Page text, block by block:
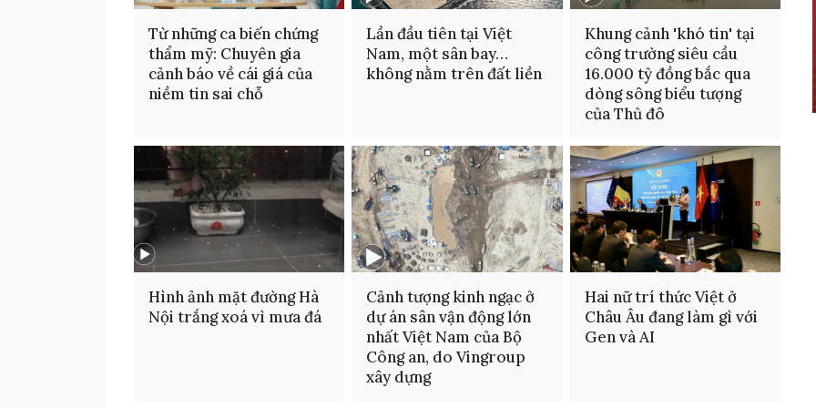
Từ những ca biến chứng
thẩm mỹ: Chuyên gia
cảnh báo về cái giá của
niềm tin sai chỗ
Lần đầu tiên tại Việt
Nam, một sân bay…
không nằm trên đất liền
Khung cảnh 'khó tin' tại
công trường siêu cầu
16.000 tỷ đồng bắc qua
dòng sông biểu tượng
của Thủ đô
Hình ảnh mặt đường Hà
Nội trắng xoá vì mưa đá
Cảnh tượng kinh ngạc ở
dự án sân vận động lớn
nhất Việt Nam của Bộ
Công an, do Vingroup
xây dựng
Hai nữ trí thức Việt ở
Châu Âu đang làm gì với
Gen và AI